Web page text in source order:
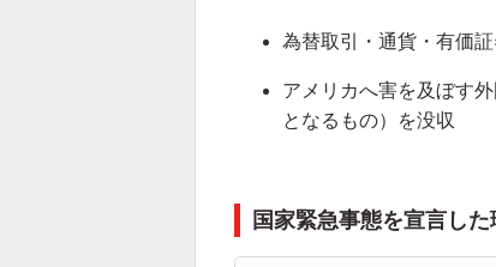
為替取引・通貨・有価
アメリカへ害を及ぼす
となるもの）を没収
国家緊急事態を宣言した